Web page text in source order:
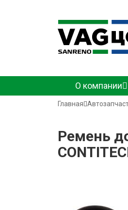
Основная
навигация
О компании
Строка
Главная
Ремень